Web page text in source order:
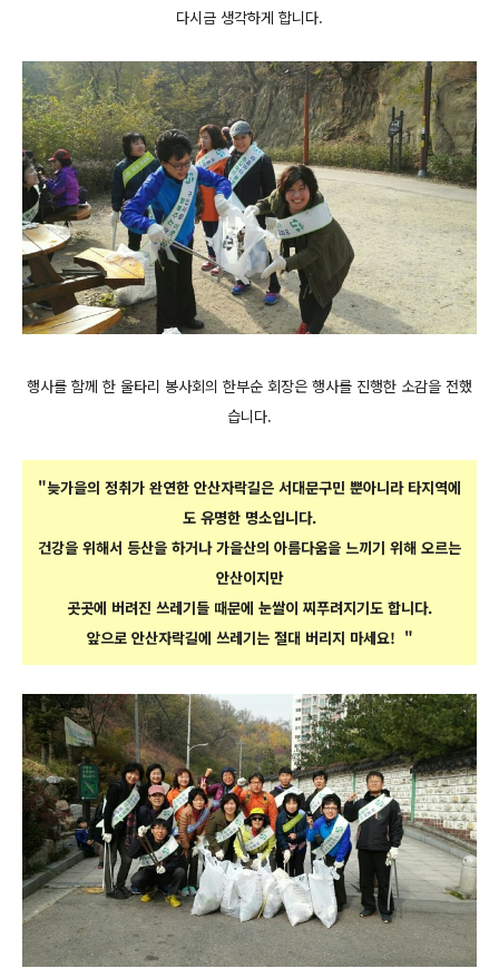
다시금 생각하게 합니다.
행사를 함께 한 울타리 봉사회의 한부순 회장은 행사를 진행한 소감을 전했
습니다.
"늦가을의 정취가 완연한 안산자락길은 서대문구민 뿐아니라 타지역에
도 유명한 명소입니다.
건강을 위해서 등산을 하거나 가을산의 아름다움을 느끼기 위해 오르는
안산이지만
곳곳에 버려진 쓰레기들 때문에 눈쌀이 찌푸려지기도 합니다.
앞으로 안산자락길에 쓰레기는 절대 버리지 마세요! "